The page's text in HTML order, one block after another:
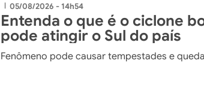
| 05/08/2026 - 14h54
Entenda o que é o ciclone
pode atingir o Sul do país
Fenômeno pode causar tempestades e